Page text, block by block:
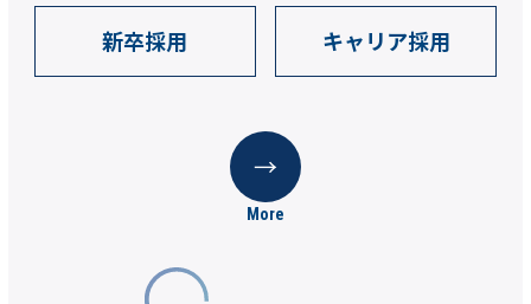
新卒採用 キャリア採用
More